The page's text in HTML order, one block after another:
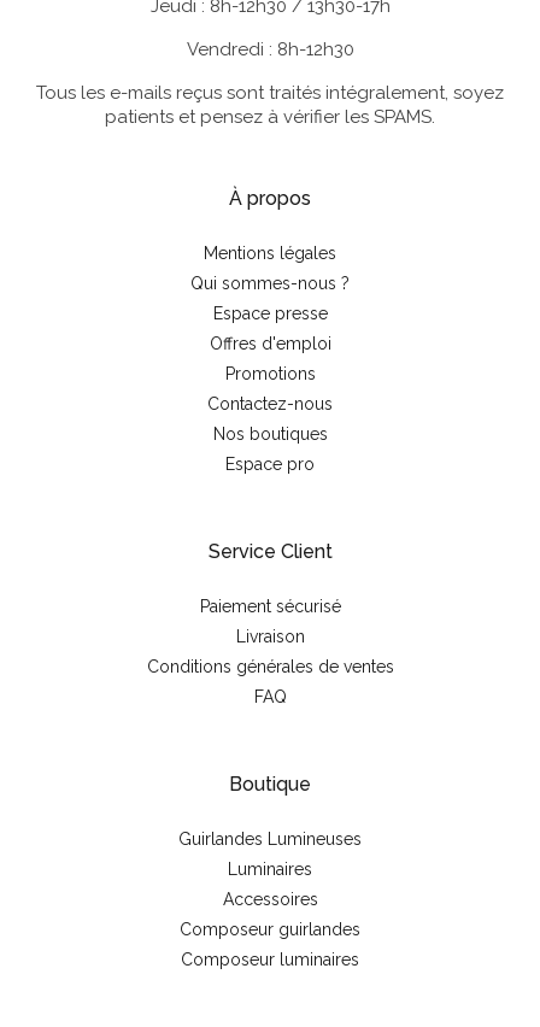
Jeudi : 8h-12h30 / 13h30-17h
Vendredi : 8h-12h30
Tous les e-mails reçus sont traités intégralement, soyez
patients et pensez à vérifier les SPAMS.
À propos
Mentions légales
Qui sommes-nous ?
Espace presse
Offres d'emploi
Promotions
Contactez-nous
Nos boutiques
Espace pro
Service Client
Paiement sécurisé
Livraison
Conditions générales de ventes
FAQ
Boutique
Guirlandes Lumineuses
Luminaires
Accessoires
Composeur guirlandes
Composeur luminaires